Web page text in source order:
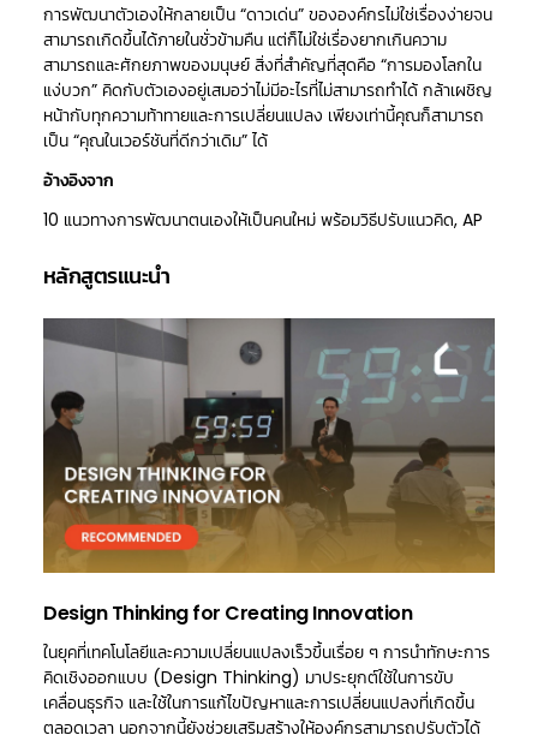
การพัฒนาตัวเองให้กลายเป็น “ดาวเด่น” ขององค์กรไม่ใช่เรื่องง่ายจน
สามารถเกิดขึ้นได้ภายในชั่วข้ามคืน แต่ก็ไม่ใช่เรื่องยากเกินความ
สามารถและศักยภาพของมนุษย์ สิ่งที่สำคัญที่สุดคือ “การมองโลกใน
แง่บวก” คิดกับตัวเองอยู่เสมอว่าไม่มีอะไรที่ไม่สามารถทำได้ กล้าเผชิญ
หน้ากับทุกความท้าทายและการเปลี่ยนแปลง เพียงเท่านี้คุณก็สามารถ
เป็น “คุณในเวอร์ชันที่ดีกว่าเดิม” ได้
อ้างอิงจาก
10 แนวทางการพัฒนาตนเองให้เป็นคนใหม่ พร้อมวิธีปรับแนวคิด, AP
หลักสูตรแนะนำ
Design Thinking for Creating Innovation
ในยุคที่เทคโนโลยีและความเปลี่ยนแปลงเร็วขึ้นเรื่อย ๆ การนำทักษะการ
คิดเชิงออกแบบ (Design Thinking) มาประยุกต์ใช้ในการขับ
เคลื่อนธุรกิจ และใช้ในการแก้ไขปัญหาและการเปลี่ยนแปลงที่เกิดขึ้น
ตลอดเวลา นอกจากนี้ยังช่วยเสริมสร้างให้องค์กรสามารถปรับตัวได้